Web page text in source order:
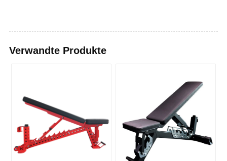
Verwandte Produkte